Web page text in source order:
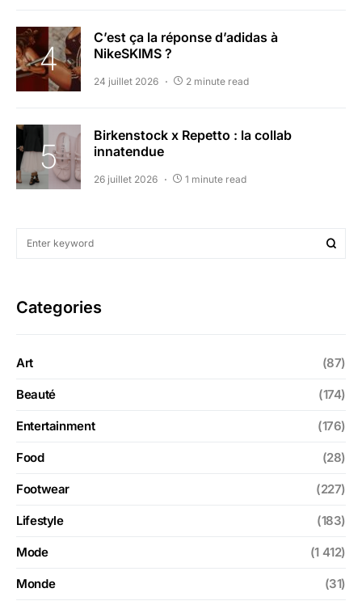
C’est ça la réponse d’adidas à
NikeSKIMS ?
24 juillet 2026 2 minute read
Birkenstock x Repetto : la collab
innatendue
26 juillet 2026 1 minute read
Categories
Art (87)
Beauté (174)
Entertainment (176)
Food (28)
Footwear (227)
Lifestyle (183)
Mode (1 412)
Monde (31)